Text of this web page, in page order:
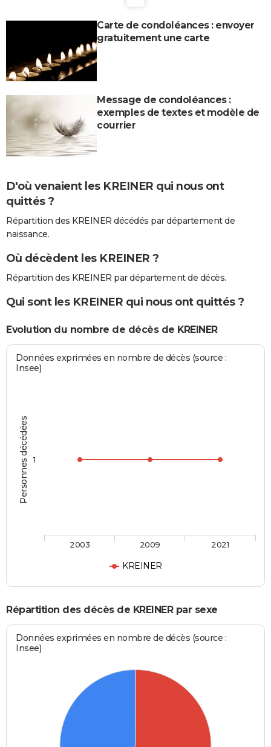
Carte de condoléances : envoyer
gratuitement une carte
Message de condoléances :
exemples de textes et modèle de
courrier
D'où venaient les KREINER qui nous ont
quittés ?
Répartition des KREINER décédés par département de
naissance.
Où décèdent les KREINER ?
Répartition des KREINER par département de décès.
Qui sont les KREINER qui nous ont quittés ?
Evolution du nombre de décès de KREINER
Personnes décédées
Données exprimées en nombre de décès (source :
Insee)
KREINER
2003 2009 2021
1
Répartition des décès de KREINER par sexe
Données exprimées en nombre de décès (source :
Insee)